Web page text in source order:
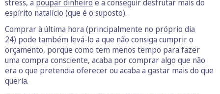
stress, a poupar dinheiro e a conseguir desfrutar mais do
espírito natalício (que é o suposto).
Comprar à última hora (principalmente no próprio dia
24) pode também levá-lo a que não consiga cumprir o
orçamento, porque como tem menos tempo para fazer
uma compra consciente, acaba por comprar algo que não
era o que pretendia oferecer ou acaba a gastar mais do que
queria.